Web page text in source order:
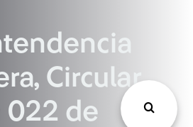
Circular
022 de